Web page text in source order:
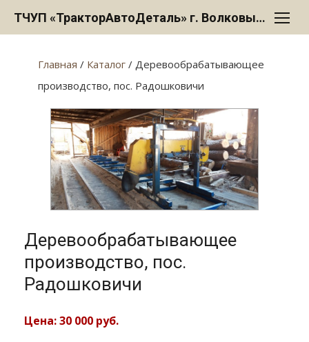
ТЧУП «ТракторАвтоДеталь» г. Волковыск
Главная / Каталог / Деревообрабатывающее
производство, пос. Радошковичи
Деревообрабатывающее
производство, пос.
Радошковичи
Цена: 30 000 руб.